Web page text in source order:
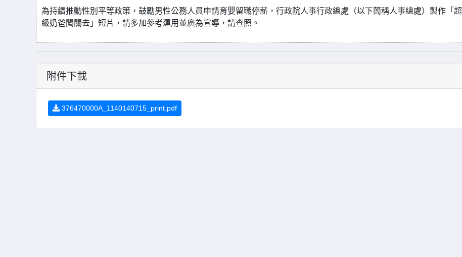
為持續推動性別平等政策，鼓勵男性公務人員申請育嬰留職停薪，行政院人事行政總處（以下簡稱人事總處）製作「超
級奶爸闖關去」短片，請多加參考運用並廣為宣導，請查照。
附件下載
376470000A_1140140715_print.pdf